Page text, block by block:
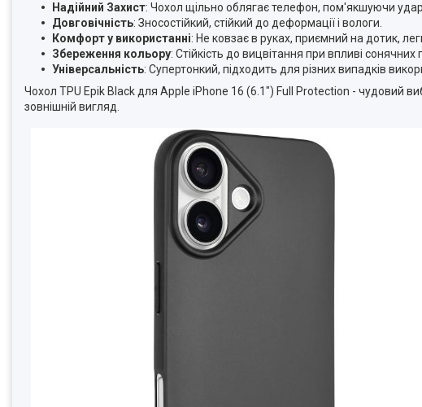
Надійний Захист: Чохол щільно облягає телефон, пом'якшуючи
Довговічність: Зносостійкий, стійкий до деформації і вологи.
Комфорт у використанні: Не ковзає в руках, приємний на дотик,
Збереження кольору: Стійкість до вицвітання при впливі сонячних
Універсальність: Супертонкий, підходить для різних випадків
Чохол TPU Epik Black для Apple iPhone 16 (6.1") Full Protection - чудовий
зовнішній вигляд.